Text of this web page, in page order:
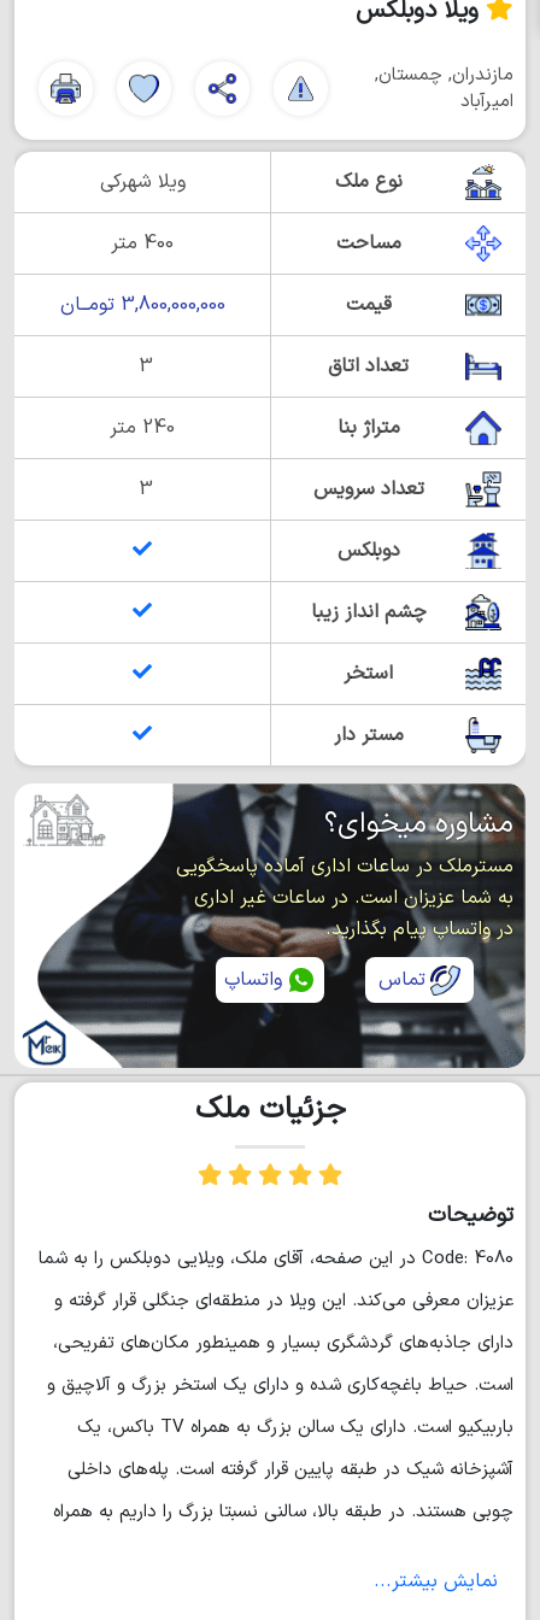
ویلا دوبلکس
مازندران, چمستان,
امیرآباد
نوع ملک ویلا شهرکی
مساحت 400 متر
قیمت 3,800,000,000 تومــان
تعداد اتاق 3
متراژ بنا 240 متر
تعداد سرویس 3
دوبلکس
چشم انداز زیبا
استخر
مستر دار
مشاوره میخوای؟
مسترملک در ساعات اداری آماده پاسخگویی
به شما عزیزان است. در ساعات غیر اداری
در واتساپ پیام بگذارید.
تماس
واتساپ
جزئیات ملک
توضیحات
Code: 4080 در این صفحه، آقای ملک، ویلایی دوبلکس را به شما
عزیزان معرفی می‌کند. این ویلا در منطقه‌ای جنگلی قرار گرفته و
دارای جاذبه‌های گردشگری بسیار و همینطور مکان‌های تفریحی،
است. حیاط باغچه‌کاری شده و دارای یک استخر بزرگ و آلاچیق و
باربیکیو است. دارای یک سالن بزرگ به همراه TV باکس، یک
آشپزخانه شیک در طبقه پایین قرار گرفته است. پله‌های داخلی
چوبی هستند. در طبقه بالا، سالنی نسبتا بزرگ را داریم به همراه
تراسی بزرگ با ویو ابدی جنگل و کوه. در صورت تمایل برای دریافت
نمایش بیشتر...